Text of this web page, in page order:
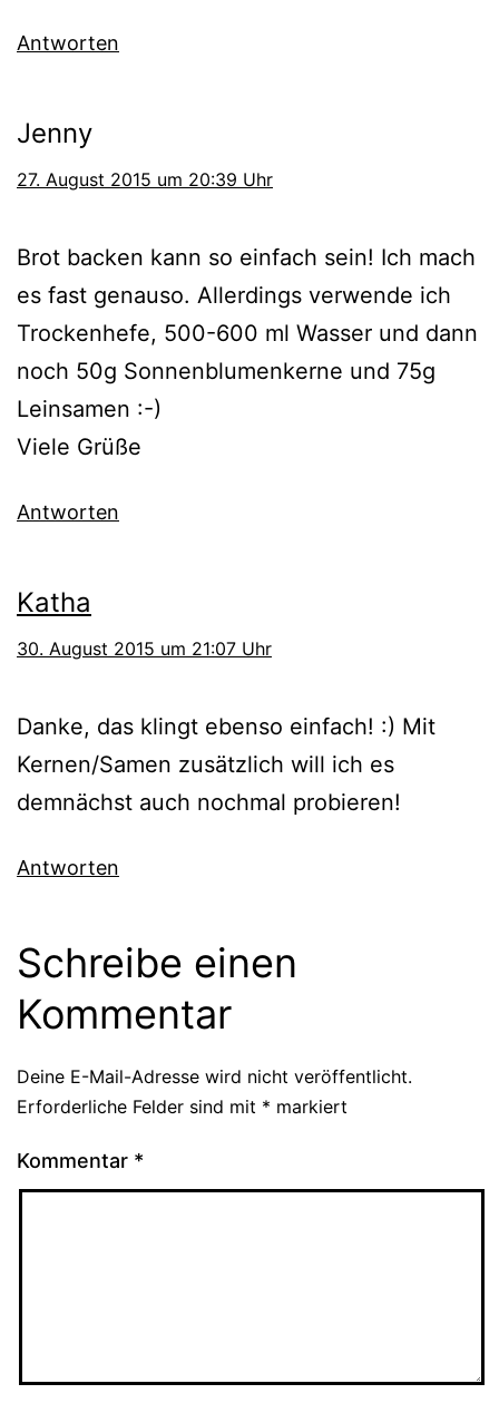
Antworten
Jenny
27. August 2015 um 20:39 Uhr
Brot backen kann so einfach sein! Ich mach
es fast genauso. Allerdings verwende ich
Trockenhefe, 500-600 ml Wasser und dann
noch 50g Sonnenblumenkerne und 75g
Leinsamen :-)
Viele Grüße
Antworten
Katha
30. August 2015 um 21:07 Uhr
Danke, das klingt ebenso einfach! :) Mit
Kernen/Samen zusätzlich will ich es
demnächst auch nochmal probieren!
Antworten
Schreibe einen
Kommentar
Deine E-Mail-Adresse wird nicht veröffentlicht.
Erforderliche Felder sind mit * markiert
Kommentar *